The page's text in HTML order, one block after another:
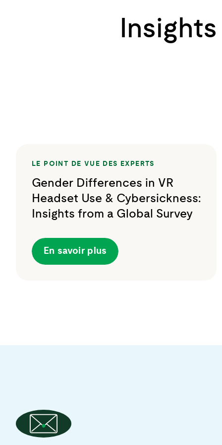
LE POINT DE VUE DES EXPERTS
Gender Differences in VR
Headset Use & Cybersickness:
Insights from a Global Survey
En savoir plus